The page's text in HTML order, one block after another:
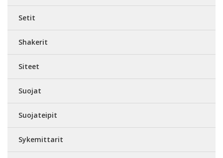
Setit
Shakerit
Siteet
Suojat
Suojateipit
Sykemittarit